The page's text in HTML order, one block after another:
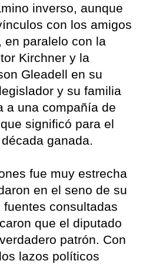
inverso, aunque
con los amigos
en paralelo con la
Kirchner y la
Gleadell en su
y su familia
a una compañía de
significó para el
ganada.
fue muy estrecha
en el seno de su
consultadas
que el diputado
patrón. Con
lazos políticos